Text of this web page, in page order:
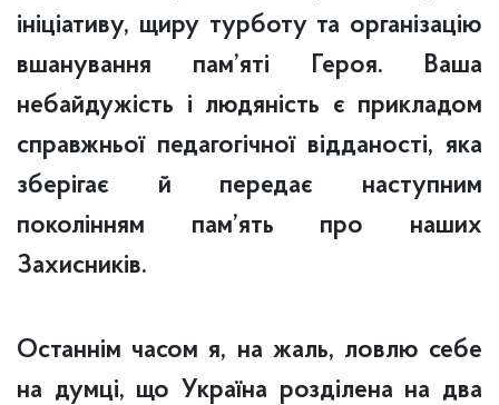
ініціативу, щиру турботу та організацію
вшанування пам’яті Героя. Ваша
небайдужість і людяність є прикладом
справжньої педагогічної відданості, яка
зберігає й передає наступним
поколінням пам’ять про наших
Захисників.
Останнім часом я, на жаль, ловлю себе
на думці, що Україна розділена на два